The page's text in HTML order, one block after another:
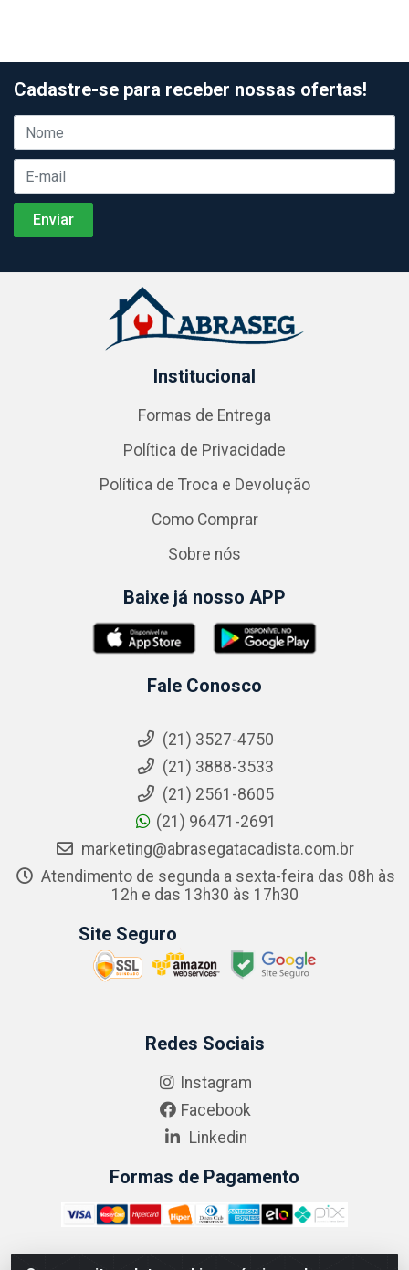
Cadastre-se para receber nossas ofertas!
Institucional
Formas de Entrega
Política de Privacidade
Política de Troca e Devolução
Como Comprar
Sobre nós
Baixe já nosso APP
Fale Conosco
(21) 3527-4750
(21) 3888-3533
(21) 2561-8605
(21) 96471-2691
marketing@abrasegatacadista.com.br
Atendimento de segunda a sexta-feira das 08h às
12h e das 13h30 às 17h30
Site Seguro
Redes Sociais
Instagram
Facebook
Linkedin
Formas de Pagamento